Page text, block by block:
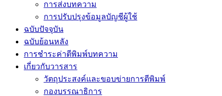
การส่งบทความ
การปรับปรุงข้อมูลบัญชีผู้ใช้
ฉบับปัจจุบัน
ฉบับย้อนหลัง
การชำระค่าตีพิมพ์บทความ
เกี่ยวกับวารสาร
วัตถุประสงค์และขอบข่ายการตีพิมพ์
กองบรรณาธิการ